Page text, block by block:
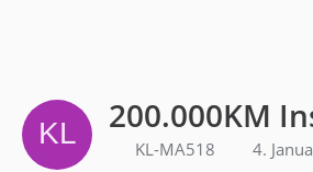
200.000KM
KL-MA518 4.